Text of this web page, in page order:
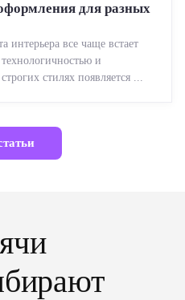
для разных
интерьера все чаще встает
и
стилях появляется ...